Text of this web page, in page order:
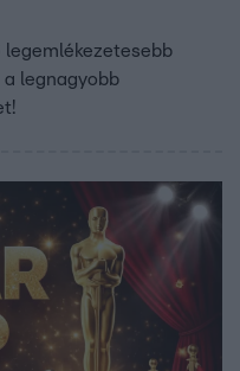
legemlékezetesebb
legnagyobb